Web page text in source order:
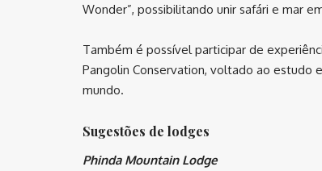
Wonder”, possibilitando unir safári e mar
Também é possível participar de
Pangolin Conservation, voltado ao estudo
mundo.
Sugestões de lodges
Phinda Mountain Lodge